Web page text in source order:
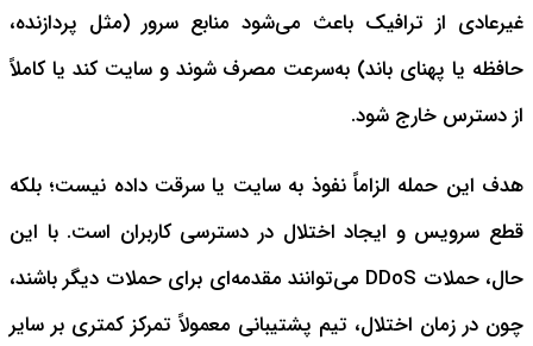
غیرعادی از ترافیک باعث می‌شود منابع سرور (مثل پردازنده،
حافظه یا پهنای باند) به‌سرعت مصرف شوند و سایت کند یا کاملاً
از دسترس خارج شود.
هدف این حمله الزاماً نفوذ به سایت یا سرقت داده نیست؛ بلکه
قطع سرویس و ایجاد اختلال در دسترسی کاربران است. با این
حال، حملات DDoS می‌توانند مقدمه‌ای برای حملات دیگر باشند،
چون در زمان اختلال، تیم پشتیبانی معمولاً تمرکز کمتری بر سایر